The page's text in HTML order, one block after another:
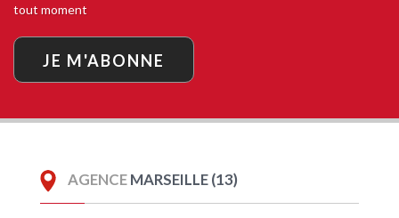
tout moment
JE M'ABONNE
AGENCEMARSEILLE (13)